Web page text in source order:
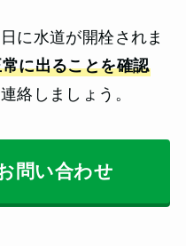
に水道が開栓されま
に出ることを確認
絡しましょう。
問い合わせ